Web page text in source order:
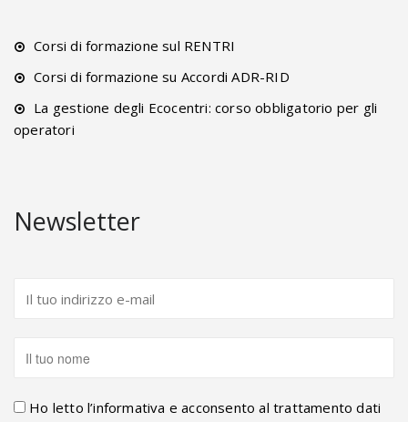
Corsi di formazione sul RENTRI
Corsi di formazione su Accordi ADR-RID
La gestione degli Ecocentri: corso obbligatorio per gli
operatori
Newsletter
Ho letto l’informativa e acconsento al trattamento dati